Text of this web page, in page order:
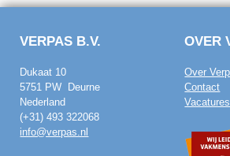
VERPAS B.V.
Dukaat 10
5751 PW Deurne
Nederland
(+31) 493 322068
info@verpas.nl
OVER
Over
Contact
Vacatures